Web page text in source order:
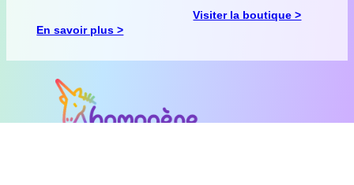
En savoir plus >
Visiter la boutique >